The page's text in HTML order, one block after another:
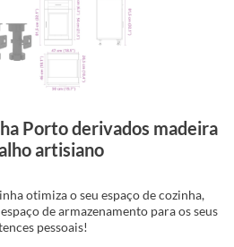
Porto derivados madeira
artisiano
otimiza o seu espaço de cozinha,
de armazenamento para os seus
pessoais!